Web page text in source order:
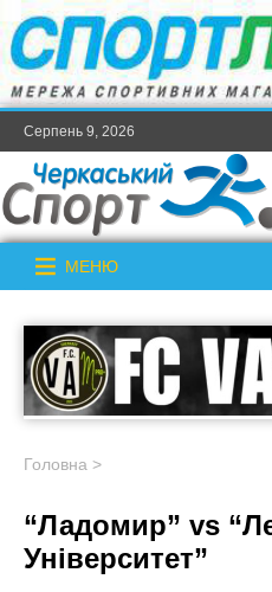
Серпень 9, 2026
МЕНЮ
Головна >
“Ладомир” vs
Університет”